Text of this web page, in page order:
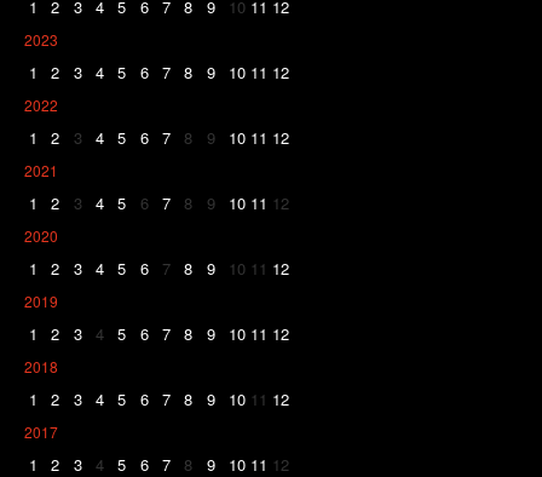
1 2 3 4 5 6 7 8 9 10 11 12
2023
1 2 3 4 5 6 7 8 9 10 11 12
2022
1 2 3 4 5 6 7 8 9 10 11 12
2021
1 2 3 4 5 6 7 8 9 10 11 12
2020
1 2 3 4 5 6 7 8 9 10 11 12
2019
1 2 3 4 5 6 7 8 9 10 11 12
2018
1 2 3 4 5 6 7 8 9 10 11 12
2017
1 2 3 4 5 6 7 8 9 10 11 12